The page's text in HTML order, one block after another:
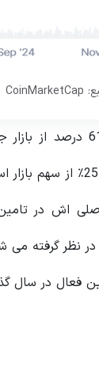
، تتر با عرضه فعلی
اش در
در نظر گرفته می